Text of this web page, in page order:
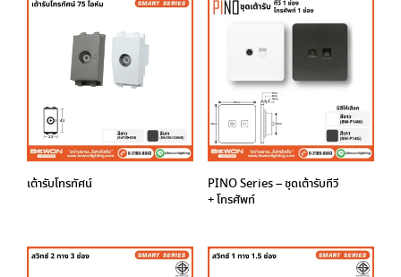
เต้ารับโทรทัศน์
PINO Series – ชุดเต้ารับทีวี
+ โทรศัพท์